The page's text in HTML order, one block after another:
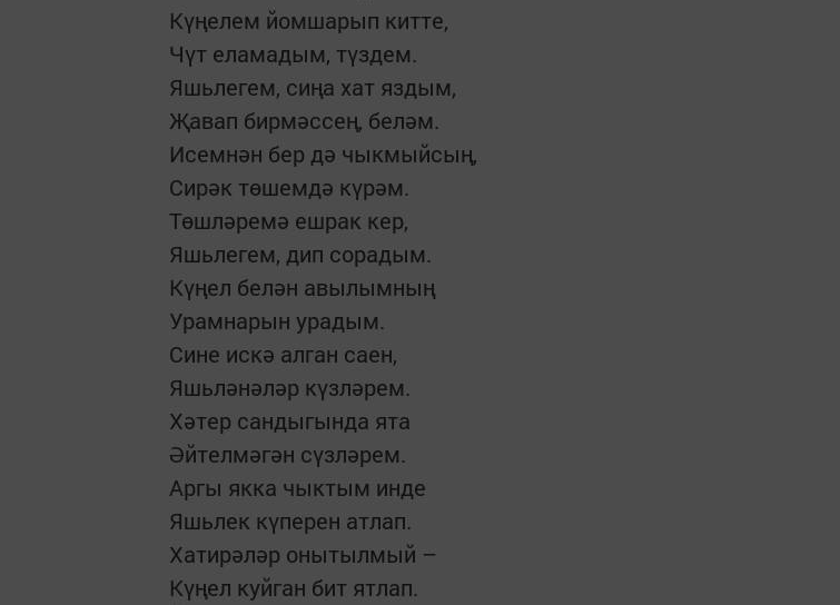
Күңелем йомшарып китте,
Чүт еламадым, түздем.
Яшьлегем, сиңа хат яздым,
Җавап бирмәссең, беләм.
Исемнән бер дә чыкмыйсың,
Сирәк төшемдә күрәм.
Төшләремә ешрак кер,
Яшьлегем, дип сорадым.
Күңел белән авылымның
Урамнарын урадым.
Сине искә алган саен,
Яшьләнәләр күзләрем.
Хәтер сандыгында ята
Әйтелмәгән сүзләрем.
Аргы якка чыктым инде
Яшьлек күперен атлап.
Хатирәләр онытылмый –
Күңел куйган бит ятлап.